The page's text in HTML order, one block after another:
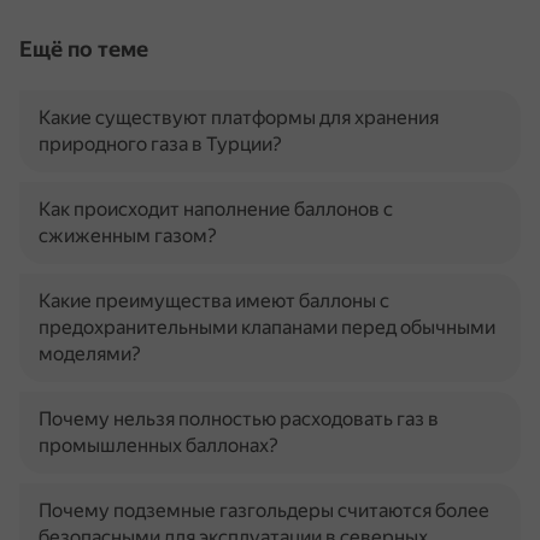
Ещё по теме
Какие существуют платформы для хранения
природного газа в Турции?
Как происходит наполнение баллонов с
сжиженным газом?
Какие преимущества имеют баллоны с
предохранительными клапанами перед обычными
моделями?
Почему нельзя полностью расходовать газ в
промышленных баллонах?
Почему подземные газгольдеры считаются более